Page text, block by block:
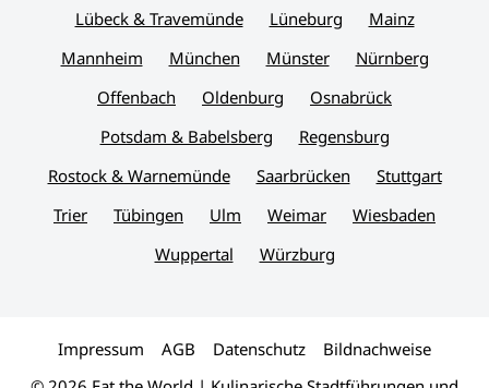
Lübeck & Travemünde
Lüneburg
Mainz
Mannheim
München Münster
Nürnberg
Offenbach
Oldenburg
Osnabrück
Potsdam & Babelsberg
Regensburg
Rostock & Warnemünde
Saarbrücken
Stuttgart
Trier
Tübingen Ulm Weimar
Wiesbaden
Wuppertal
Würzburg
Impressum AGB Datenschutz Bildnachweise